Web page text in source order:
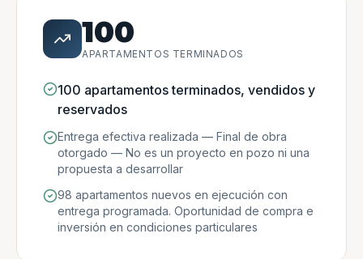
100
APARTAMENTOS TERMINADOS
100 apartamentos terminados, vendidos y
reservados
Entrega efectiva realizada — Final de obra
otorgado — No es un proyecto en pozo ni una
propuesta a desarrollar
98 apartamentos nuevos en ejecución con
entrega programada. Oportunidad de compra e
inversión en condiciones particulares